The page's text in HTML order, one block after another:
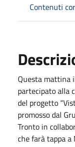
Contenuti
Questa mattina
partecipato alla
del progetto
promosso dal
Tronto in
che farà tappa a